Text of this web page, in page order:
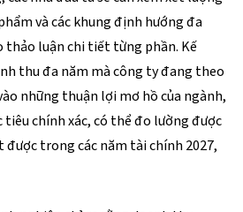
và các khung định hướng đa
thảo luận chi tiết từng phần. Kế
thu đa năm mà công ty đang theo
những thuận lợi mơ hồ của ngành,
tiêu chính xác, có thể đo lường được
trong các năm tài chính 2027,